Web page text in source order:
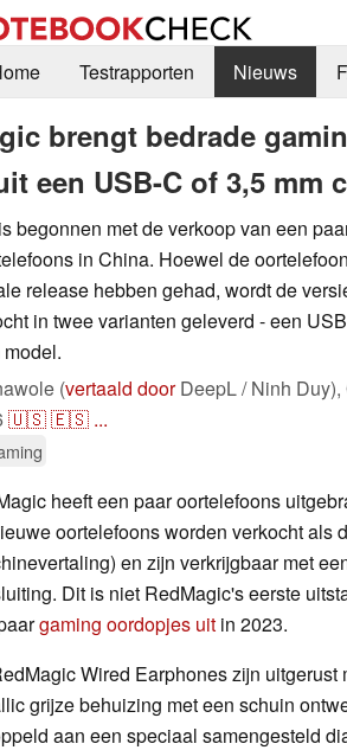
Testrapporten Nieuws
brengt bedrade
een USB-C of 3,5 mm
begonnen met de verkoop van een
in China. Hoewel de
release hebben gehad, wordt de
in twee varianten geleverd - een
(vertaald doorDeepL / Ninh Duy),
🇺🇸🇪🇸 ...
heeft een paar oortelefoons
oortelefoons worden verkocht als
en zijn verkrijgbaar met
Dit is niet RedMagic's eerste
gaming oordopjes uit in 2023.
Wired Earphones zijn
grijze behuizing met een schuin
aan een speciaal samengesteld